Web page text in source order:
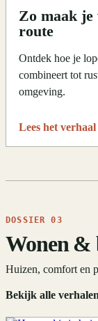
Zo maak
route
Ontdek hoe je
combineert tot
omgeving.
Lees het verhaal
DOSSIER 03
Wonen &
Huizen, comfort en
Bekijk alle